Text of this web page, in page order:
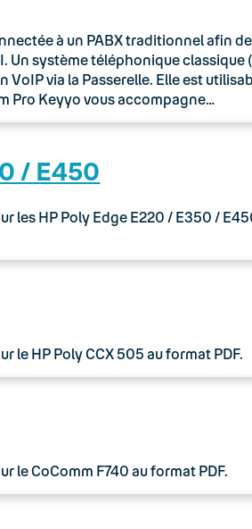
à un PABX traditionnel afin
système téléphonique classique
via la Passerelle. Elle est
Pro Keyyo vous accompagne…
/ E450
les HP Poly Edge E220 / E350 /
le HP Poly CCX 505 au format PDF.
le CoComm F740 au format PDF.